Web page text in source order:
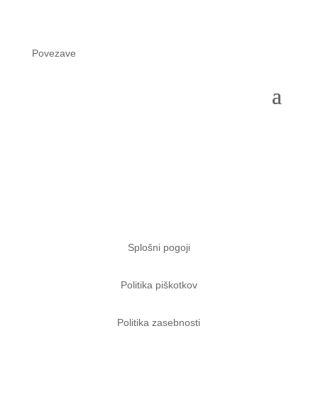
Povezave
Splošni pogoji
Politika piškotkov
Politika zasebnosti